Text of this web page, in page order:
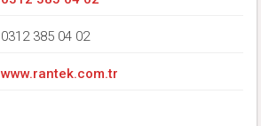
0312 385 04 02
www.rantek.com.tr